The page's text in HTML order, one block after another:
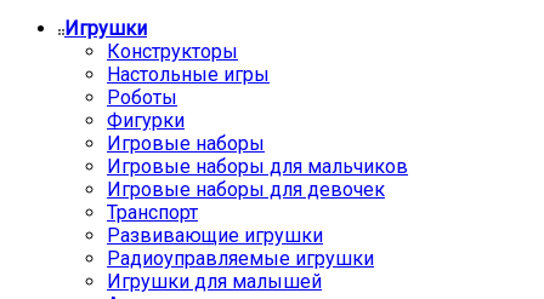
Игрушки
Конструкторы
Настольные игры
Роботы
Фигурки
Игровые наборы
Игровые наборы для мальчиков
Игровые наборы для девочек
Транспорт
Развивающие игрушки
Радиоуправляемые игрушки
Игрушки для малышей